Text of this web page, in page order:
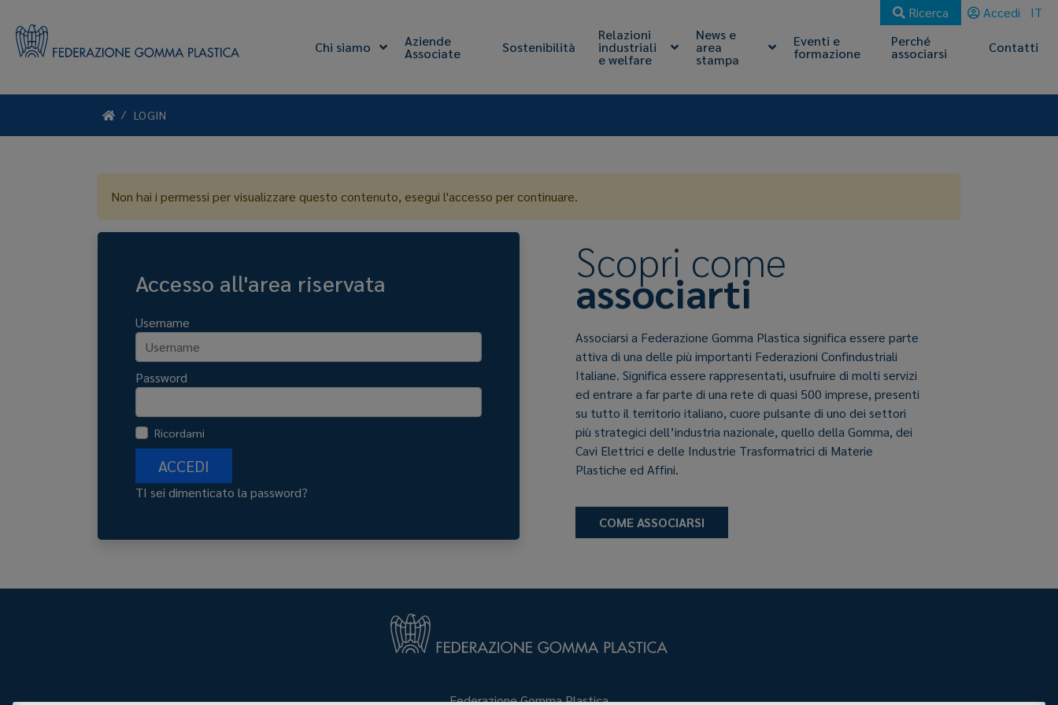
Ricerca Accedi IT
Chi siamo Aziende
Associate Sostenibilità
Relazioni
industriali
e welfare
News e
area
stampa
Eventi e
formazione
Perché
associarsi Contatti
LOGIN
Non hai i permessi per visualizzare questo contenuto, esegui l'accesso per continuare.
Accesso all'area riservata
Username
Password
Ricordami
ACCEDI
TI sei dimenticato la password?
Scopri come
associarti
Associarsi a Federazione Gomma Plastica significa essere parte
attiva di una delle più importanti Federazioni Confindustriali
Italiane. Significa essere rappresentati, usufruire di molti servizi
ed entrare a far parte di una rete di quasi 500 imprese, presenti
su tutto il territorio italiano, cuore pulsante di uno dei settori
più strategici dell’industria nazionale, quello della Gomma, dei
Cavi Elettrici e delle Industrie Trasformatrici di Materie
Plastiche ed Affini.
COME ASSOCIARSI
Federazione Gomma Plastica